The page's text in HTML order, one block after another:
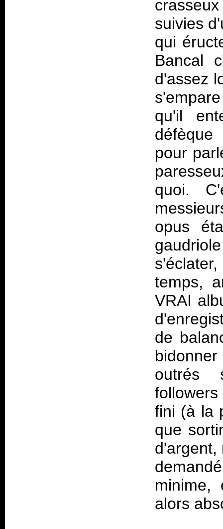
suivies
qui
Bancal
d'assez
qu'il
pour
quoi.
opus
temps,
VRAI
de
outrés
fini (à la
que
d'argent,
minime,
alors